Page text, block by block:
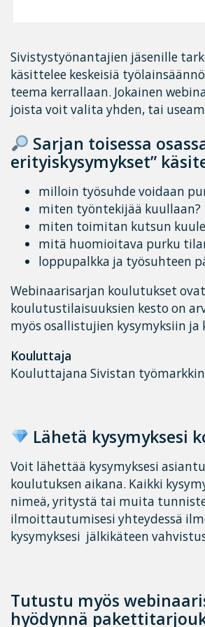
Sivistystyönantajien jäsenille
käsittelee keskeisiä
teema kerrallaan. Jokainen
joista voit valita yhden, tai
Sarjan toisessa
erityiskysymykset”
milloin työsuhde voidaan
miten työntekijää kuullaan?
miten toimitan kutsun
mitä huomioitava purku
loppupalkka ja työsuhteen
Webinaarisarjan koulutukset
koulutustilaisuuksien kesto on
myös osallistujien kysymyksiin
Kouluttaja
Kouluttajana Sivistan
Lähetä kysymyksesi
Voit lähettää kysymyksesi
koulutuksen aikana. Kaikki
nimeä, yritystä tai muita
ilmoittautumisesi yhteydessä
kysymyksesi jälkikäteen
Tutustu myös
hyödynnä